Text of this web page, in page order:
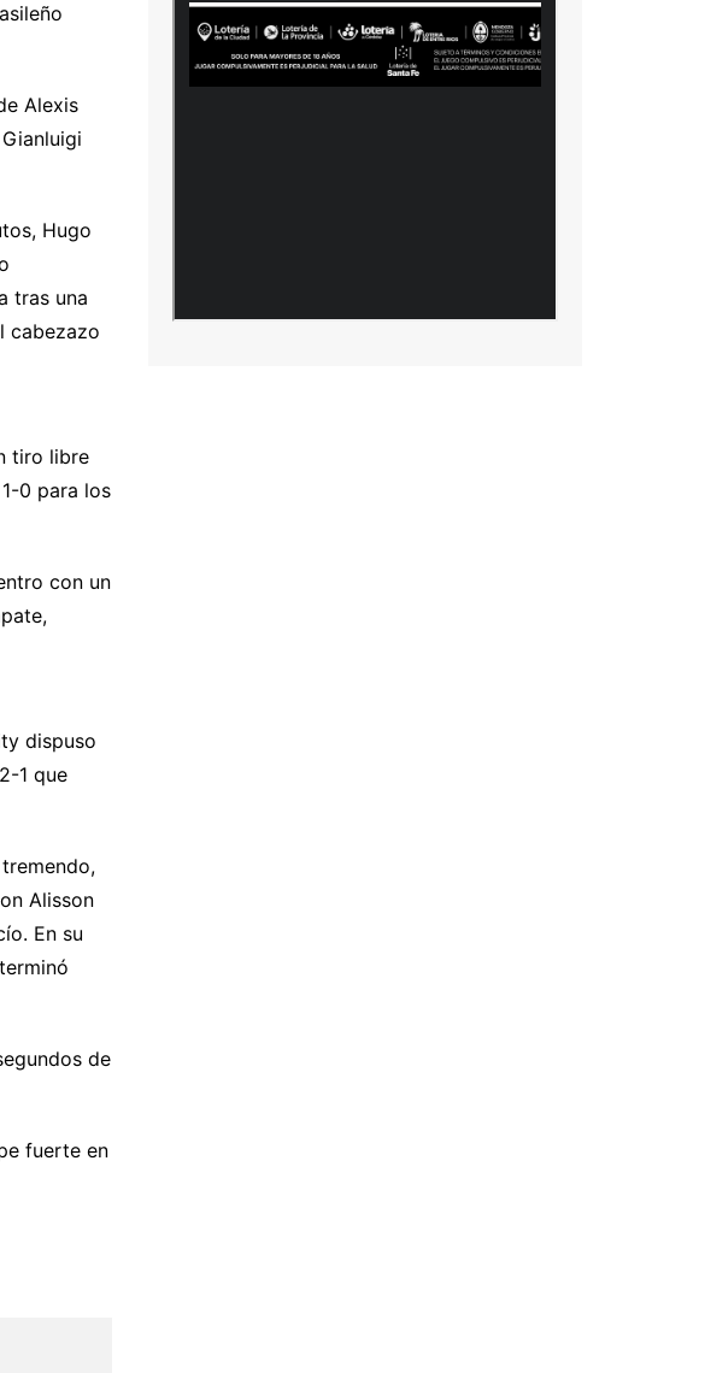
Alexis
Hugo
tras una
cabezazo
tiro libre
0 para los
con un
dispuso
1 que
Alisson
En su
de
fuerte en